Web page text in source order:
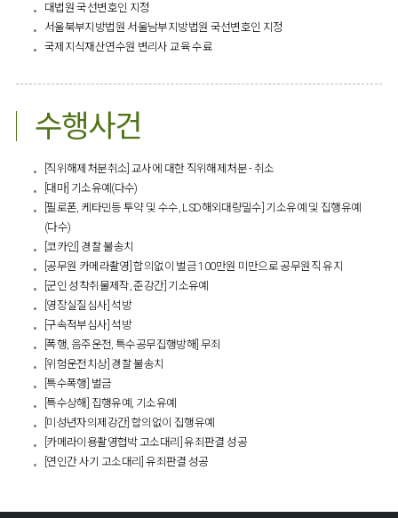
대법원 국선변호인 지정
서울북부지방법원 서울남부지방법원 국선변호인 지정
국제지식재산연수원 변리사 교육 수료​
수행사건
[직위해제처분취소] 교사에 대한 직위해제처분 - 취소
[대마] 기소유예(다수)
[필로폰, 케타민등 투약 및 수수, LSD해외대량밀수] 기소유예 및 집행유예
(다수)
[코카인] 경찰 불송치
[공무원 카메라촬영] 합의없이 벌금 100만원 미만으로 공무원직 유지
[군인 성착취물제작, 준강간] 기소유예
[영장실질심사] 석방
[구속적부심사] 석방
[폭행, 음주운전, 특수공무집행방해] 무죄
[위험운전치상] 경찰 불송치
[특수폭행] 벌금
[특수상해] 집행유예, 기소유예
[미성년자의제강간] 합의없이 집행유예
[카메라이용촬영협박 고소대리] 유죄판결 성공
[연인간 사기 고소대리] 유죄판결 성공​